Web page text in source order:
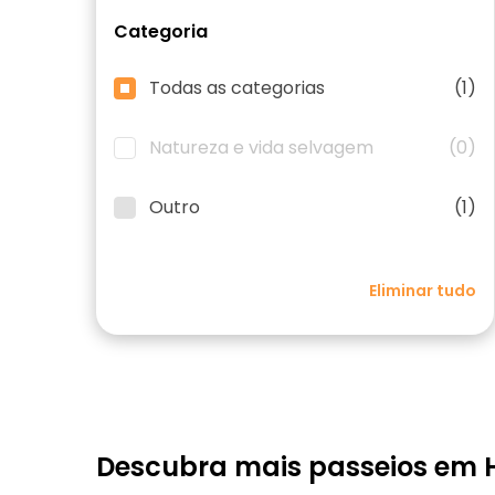
Categoria
Todas as categorias (1)
Natureza e vida selvagem (0)
Outro (1)
Eliminar tudo
Descubra mais passeios em